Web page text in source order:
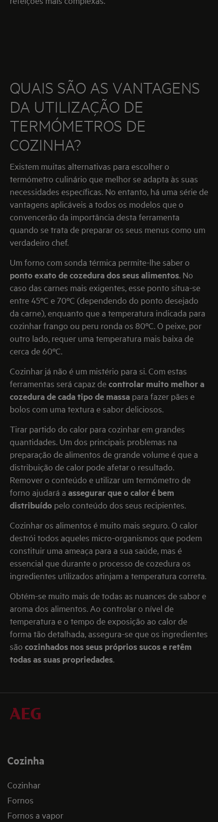
QUAIS SÃO AS VANTAGENS
DA UTILIZAÇÃO DE
TERMÓMETROS DE
COZINHA?
Existem muitas alternativas para escolher o
termómetro culinário que melhor se adapta às suas
necessidades específicas. No entanto, há uma série de
vantagens aplicáveis a todos os modelos que o
convencerão da importância desta ferramenta
quando se trata de preparar os seus menus como um
verdadeiro chef.
Um forno com sonda térmica permite-lhe saber o
ponto exato de cozedura dos seus alimentos. No
caso das carnes mais exigentes, esse ponto situa-se
entre 45ºC e 70ºC (dependendo do ponto desejado
da carne), enquanto que a temperatura indicada para
cozinhar frango ou peru ronda os 80ºC. O peixe, por
outro lado, requer uma temperatura mais baixa de
cerca de 60ºC.
Cozinhar já não é um mistério para si. Com estas
ferramentas será capaz decontrolar muito melhor a
cozedura de cada tipo de massa para fazer pães e
bolos com uma textura e sabor deliciosos.
Tirar partido do calor para cozinhar em grandes
quantidades. Um dos principais problemas na
preparação de alimentos de grande volume é que a
distribuição de calor pode afetar o resultado.
Remover o conteúdo e utilizar um termómetro de
forno ajudará a assegurar que o calor é bem
distribuído pelo conteúdo dos seus recipientes.
Cozinhar os alimentos é muito mais seguro. O calor
destrói todos aqueles micro-organismos que podem
constituir uma ameaça para a sua saúde, mas é
essencial que durante o processo de cozedura os
ingredientes utilizados atinjam a temperatura correta.
Obtém-se muito mais de todas as nuances de sabor e
aroma dos alimentos. Ao controlar o nível de
temperatura e o tempo de exposição ao calor de
forma tão detalhada, assegura-se que os ingredientes
são cozinhados nos seus próprios sucos e retêm
todas as suas propriedades.
Cozinha
Cozinhar
Fornos
Fornos a vapor